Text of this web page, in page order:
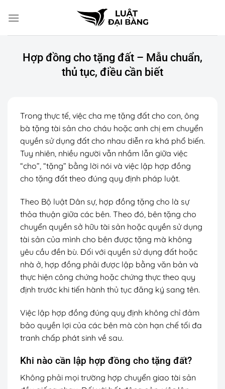
đến
Hợp đồng cho tặng đất – Mẫu chuẩn,
thủ tục, điều cần biết
Trong thực tế, việc cha mẹ tặng đất cho con, ông
bà tặng tài sản cho cháu hoặc anh chị em chuyển
quyền sử dụng đất cho nhau diễn ra khá phổ biến.
Tuy nhiên, nhiều người vẫn nhầm lẫn giữa việc
“cho”, “tặng” bằng lời nói và việc lập hợp đồng
cho tặng đất theo đúng quy định pháp luật.
Theo Bộ luật Dân sự, hợp đồng tặng cho là sự
thỏa thuận giữa các bên. Theo đó, bên tặng cho
chuyển quyền sở hữu tài sản hoặc quyền sử dụng
tài sản của mình cho bên được tặng mà không
yêu cầu đền bù. Đối với quyền sử dụng đất hoặc
nhà ở, hợp đồng phải được lập bằng văn bản và
thực hiện công chứng hoặc chứng thực theo quy
định trước khi tiến hành thủ tục đăng ký sang tên.
Việc lập hợp đồng đúng quy định không chỉ đảm
bảo quyền lợi của các bên mà còn hạn chế tối đa
tranh chấp phát sinh về sau.
Khi nào cần lập hợp đồng cho tặng đất?
Không phải mọi trường hợp chuyển giao tài sản